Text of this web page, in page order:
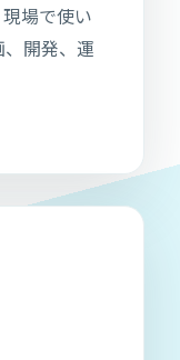
場で使い
開発、運